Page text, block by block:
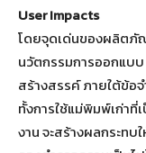
User Impacts
โดยจุดเด่นของผลิตภั
นวัตกรรมการออกแบ
สร้างสรรค์ ภายใต้ข้อ
ทั้งการใช้แม่พิมพ์เก่า
งาน จะสร้างผลกระท